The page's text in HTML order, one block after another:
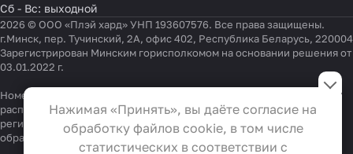
Сб - Вс: выходной
2026 © ООО «Плэй хард» УНП 193607576. Все права защищены.
г.Минск, пер. Тучинский, 2А, офис 402, Республика Беларусь, 220004
Зарегистрирован Минским горисполкомом на основании решения от
03.01.2022 г.
Номер телефона работников местных исполнительных и
распорядительных органов по месту государственной
регистрации ООО «Плэй хард», уполномоченных рассматривать
обращения покупателей:
+375 17 323-41-58 ,
Настройки файлов cookie
Функциональные
Эти файлы необходимы для
функционирования сайта и не
Нажимая «Принять», вы даёте согласие на
обработку файлов cookie, в том числе
статистических в соответствии с